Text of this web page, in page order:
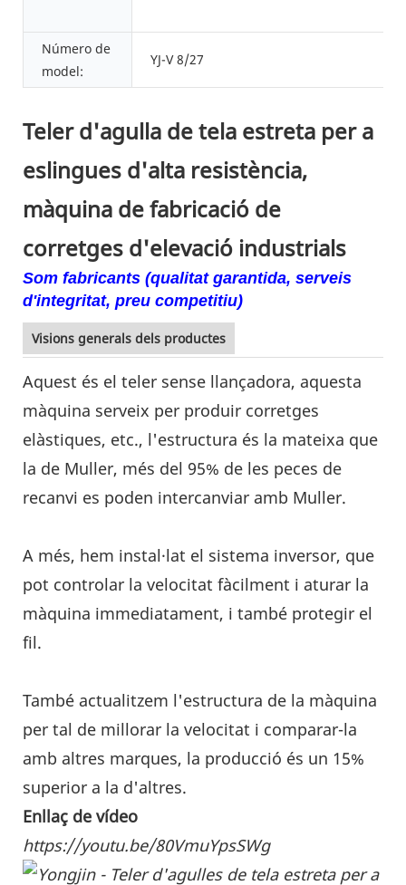
Número de
model:
YJ-V 8/27
Teler d'agulla de tela estreta per a
eslingues d'alta resistència,
màquina de fabricació de
corretges d'elevació industrials
Som fabricants (qualitat garantida, serveis
d'integritat, preu competitiu)
Visions generals dels productes
Aquest és el teler sense llançadora, aquesta
màquina serveix per produir corretges
elàstiques, etc., l'estructura és la mateixa que
la de Muller, més del 95% de les peces de
recanvi es poden intercanviar amb Muller.
A més, hem instal·lat el sistema inversor, que
pot controlar la velocitat fàcilment i aturar la
màquina immediatament, i també protegir el
fil.
També actualitzem l'estructura de la màquina
per tal de millorar la velocitat i comparar-la
amb altres marques, la producció és un 15%
superior a la d'altres.
Enllaç de vídeo
https://youtu.be/80VmuYpsSWg